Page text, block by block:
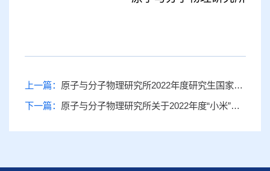
上一篇： 原子与分子物理研究所2022年度研究生国家奖学金初评推荐人选名单和评审材料的公示
下一篇： 原子与分子物理研究所关于2022年度“小米”奖学金（研究生）拟推荐名单的公示